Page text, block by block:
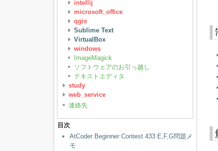
intellij
microsoft_office
qgis
Sublime Text
VirtualBox
windows
ImageMagick
ソフトウェアのお引っ越し
テキストエディタ
study
web_service
連絡先
目次
AtCoder Beginner Contest 433 E,F,G問題メ
モ